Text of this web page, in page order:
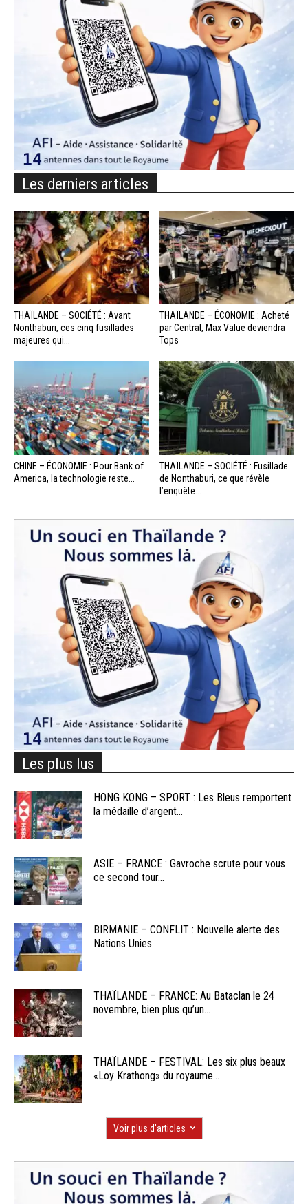
Les derniers articles
THAÏLANDE – SOCIÉTÉ : Avant
Nonthaburi, ces cinq fusillades
majeures qui...
THAÏLANDE – ÉCONOMIE : Acheté
par Central, Max Value deviendra
Tops
CHINE – ÉCONOMIE : Pour Bank of
America, la technologie reste...
THAÏLANDE – SOCIÉTÉ : Fusillade
de Nonthaburi, ce que révèle
l’enquête...
Les plus lus
HONG KONG – SPORT : Les Bleus remportent
la médaille d’argent...
ASIE – FRANCE : Gavroche scrute pour vous
ce second tour...
BIRMANIE – CONFLIT : Nouvelle alerte des
Nations Unies
THAÏLANDE – FRANCE: Au Bataclan le 24
novembre, bien plus qu’un...
THAÏLANDE – FESTIVAL: Les six plus beaux
«Loy Krathong» du royaume...
Voir plus d'articles